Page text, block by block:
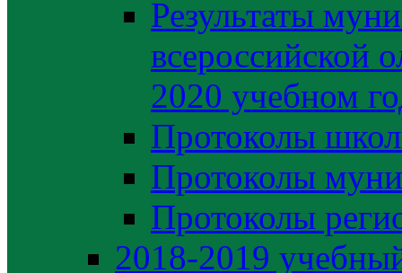
Результаты
всероссийской
2020 учебном
Протоколы
Протоколы
Протоколы
2018-2019